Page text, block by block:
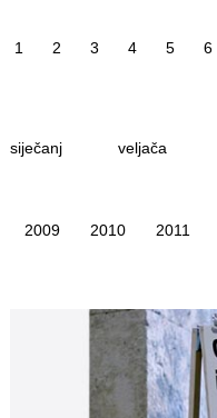
1 2 3 4 5 6
siječanj veljača
2009 2010 2011